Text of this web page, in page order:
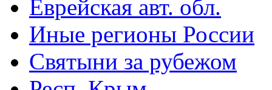
Еврейская авт. обл.
Иные регионы России
Святыни за рубежом